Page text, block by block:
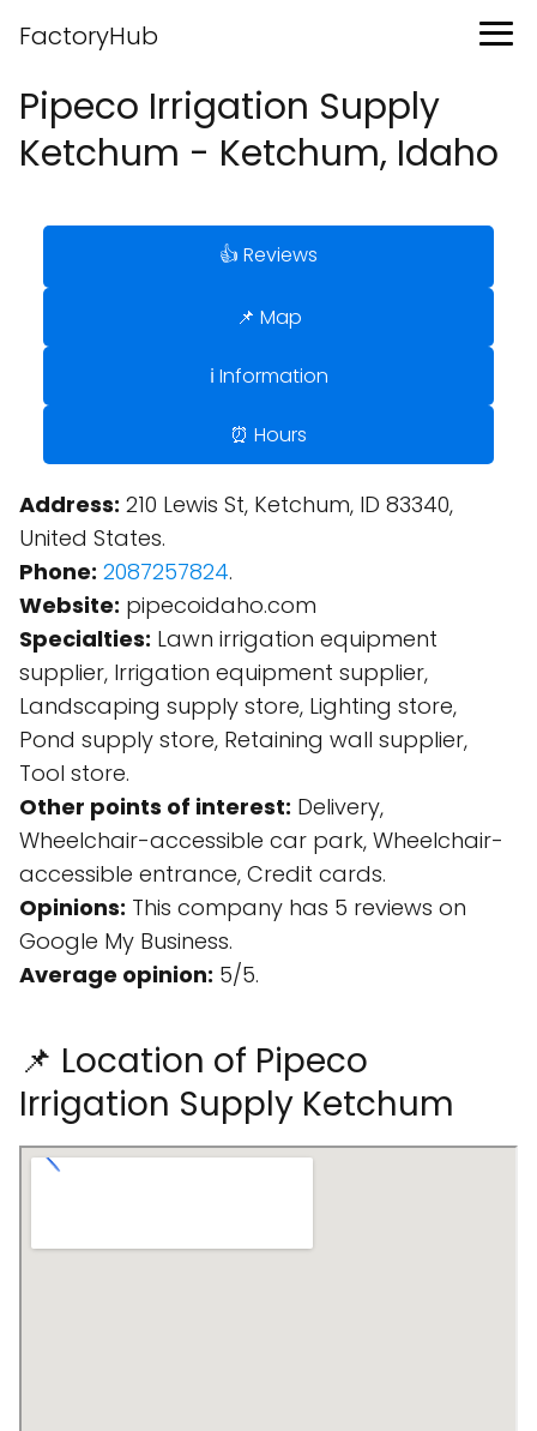
FactoryHub
Pipeco Irrigation Supply
Ketchum - Ketchum, Idaho
👍 Reviews
📌 Map
ℹ️ Information
⏰ Hours
Address: 210 Lewis St, Ketchum, ID 83340,
United States.
Phone: 2087257824.
Website: pipecoidaho.com
Specialties: Lawn irrigation equipment
supplier, Irrigation equipment supplier,
Landscaping supply store, Lighting store,
Pond supply store, Retaining wall supplier,
Tool store.
Other points of interest: Delivery,
Wheelchair-accessible car park, Wheelchair-
accessible entrance, Credit cards.
Opinions: This company has 5 reviews on
Google My Business.
Average opinion: 5/5.
📌 Location of Pipeco
Irrigation Supply Ketchum